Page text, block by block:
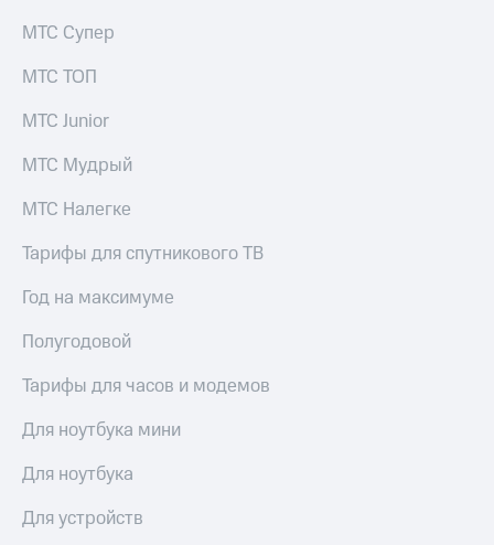
МТС Супер
МТС ТОП
МТС Junior
МТС Мудрый
МТС Налегке
Тарифы для спутникового ТВ
Год на максимуме
Полугодовой
Тарифы для часов и модемов
Для ноутбука мини
Для ноутбука
Для устройств